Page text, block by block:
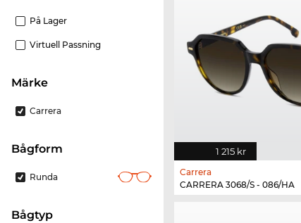
På Lager
Virtuell Passning
Märke
Carrera
bågform
Runda
Bågtyp
1 215 kr
Carrera
CARRERA 3068/S - 086/HA